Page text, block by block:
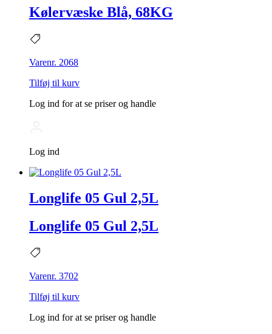
Kølervæske Blå, 68KG
Varenr. 2068
Tilføj til kurv
Log ind for at se priser og handle
Log ind
Longlife 05 Gul 2,5L
Longlife 05 Gul 2,5L
Varenr. 3702
Tilføj til kurv
Log ind for at se priser og handle